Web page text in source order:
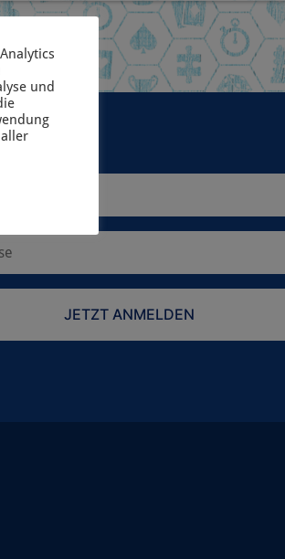
JETZT ANMELDEN
und